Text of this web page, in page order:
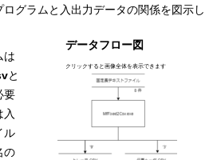
グラムと入出力データの関係を図示し
データフロー図
クリックすると画像全体を表示できます
は
と
要
入
ル
の